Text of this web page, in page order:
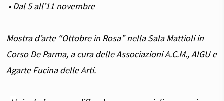
• Dal 5 all’11 novembre
Mostra d’arte “Ottobre in Rosa” nella Sala Mattioli in
Corso De Parma, a cura delle Associazioni A.C.M., AIGU e
Agarte Fucina delle Arti.